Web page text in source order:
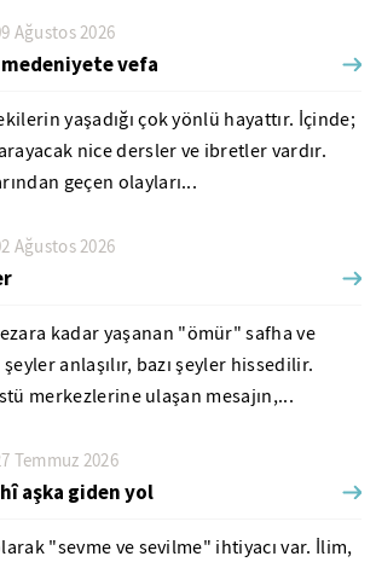
Ağustos 2026
vefa
yaşadığı çok yönlü hayattır. İçinde;
nice dersler ve ibretler vardır.
geçen olayları...
Ağustos 2026
kadar yaşanan "ömür" safha ve
anlaşılır, bazı şeyler hissedilir.
merkezlerine ulaşan mesajın,...
Temmuz 2026
aşka giden yol
"sevme ve sevilme" ihtiyacı var. İlim,